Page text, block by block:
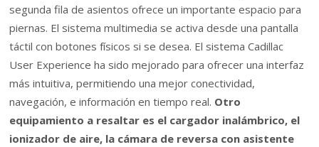
segunda fila de asientos ofrece un importante espacio para
piernas. El sistema multimedia se activa desde una pantalla
táctil con botones físicos si se desea. El sistema Cadillac
User Experience ha sido mejorado para ofrecer una interfaz
más intuitiva, permitiendo una mejor conectividad,
navegación, e información en tiempo real. Otro
equipamiento a resaltar es el cargador inalámbrico, el
ionizador de aire, la cámara de reversa con asistente